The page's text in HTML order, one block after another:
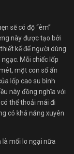
sẽ có độ “êm”
này được tạo bởi
kế để người dùng
Mỗi chiếc lốp
một con số ấn
lốp cao su bình
này đồng nghĩa với
thể thoải mái đi
có khả năng xuyên